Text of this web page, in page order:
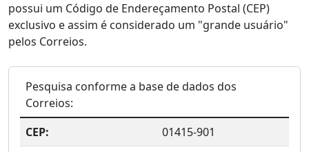
possui um Código de Endereçamento Postal (CEP)
exclusivo e assim é considerado um "grande usuário"
pelos Correios.
Pesquisa conforme a base de dados dos
Correios:
CEP:
01415-901